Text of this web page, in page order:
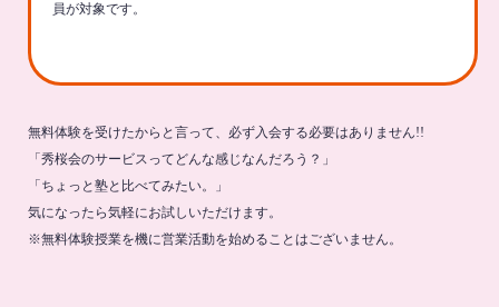
員が対象です。
無料体験を受けたからと言って、必ず入会する必要はありません!!
「秀桜会のサービスってどんな感じなんだろう？」
「ちょっと塾と比べてみたい。」
気になったら気軽にお試しいただけます。
※無料体験授業を機に営業活動を始めることはございません。